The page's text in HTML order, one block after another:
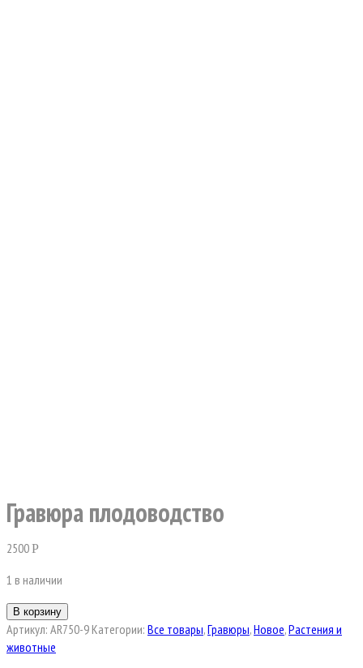
Гравюра плодоводство
2500Р
1 в наличии
В корзину
Артикул: AR750-9 Категории: Все товары,Гравюры,Новое,Растения и
животные